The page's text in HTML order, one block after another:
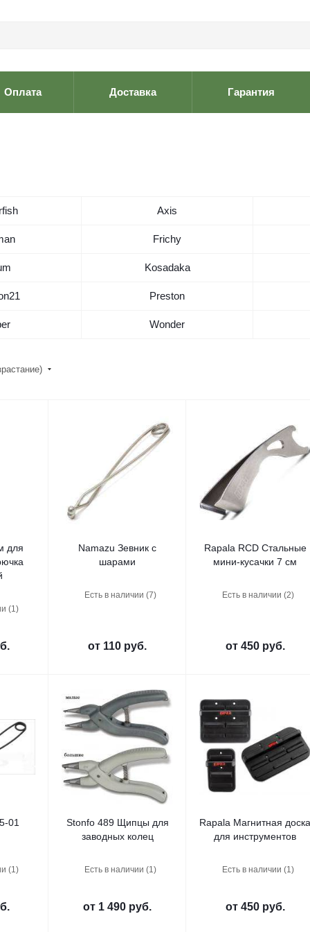
Оплата Доставка Гарантия
Axis
Frichy
Kosadaka
Preston
Wonder
для
(1)
Namazu Зевник с
шарами
Есть в наличии (7)
от 110 руб.
Rapala RCD Стальные
мини-кусачки 7 см
Есть в наличии (2)
от 450 руб.
01
(1)
Stonfo 489 Щипцы для
заводных колец
Есть в наличии (1)
от 1 490 руб.
Rapala Магнитная
для инструментов
Есть в наличии (1)
от 450 руб.